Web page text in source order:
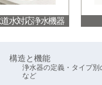
水対応浄水機器
構造と機能
浄水器の定義・タイプ別
など